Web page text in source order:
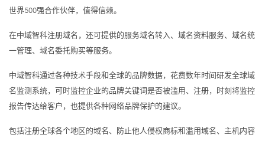
世界500强合作伙伴，值得信赖。
在中域智科注册域名，还可提供的服务域名转入、域名资料服务、域名统
一管理、域名委托购买等服务。
中域智科通过各种技术手段和全球的品牌数据，花费数年时间研发全球域
名监测系统，可时监控企业的品牌关键词是否被滥用、注册，时刻将监控
报告传达给客户，也提供各种网络品牌保护的建议。
包括注册全球各个地区的域名、防止他人侵权商标和滥用域名、主机内容